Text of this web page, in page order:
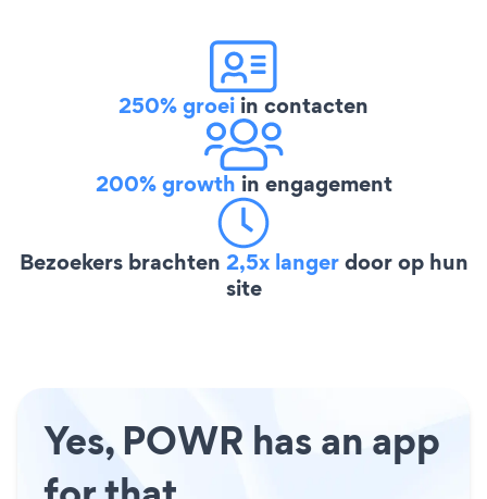
250% groei in contacten
200% growth in engagement
Bezoekers brachten 2,5x langerdoor op hun
site
Yes, POWR has an app